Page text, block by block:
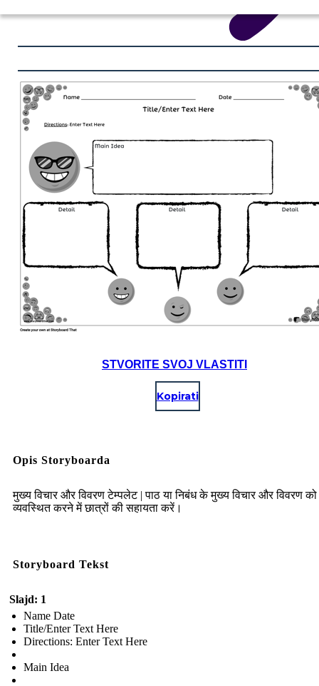
STVORITE SVOJ VLASTITI
Kopirati
Opis Storyboarda
मुख्य विचार और विवरण टेम्पलेट | पाठ या निबंध के मुख्य विचार और विवरण को
व्यवस्थित करने में छात्रों की सहायता करें।
Storyboard Tekst
Slajd: 1
Name Date
Title/Enter Text Here
Directions: Enter Text Here
Main Idea